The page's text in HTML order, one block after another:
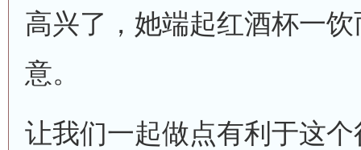
高兴了，她端起红酒杯一
意。
让我们一起做点有利于这